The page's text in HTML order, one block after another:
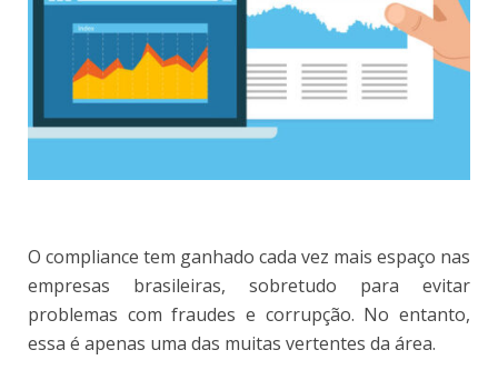
O compliance tem ganhado cada vez mais espaço nas
empresas brasileiras, sobretudo para evitar
problemas com fraudes e corrupção. No entanto,
essa é apenas uma das muitas vertentes da área.